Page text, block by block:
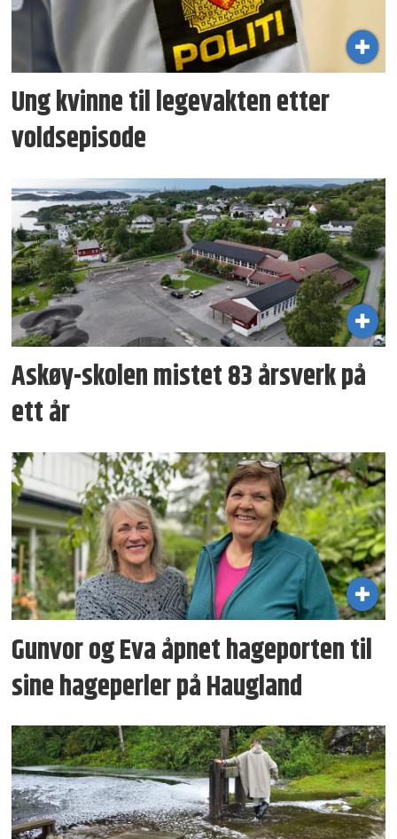
Ung kvinne til legevakten etter
voldsepisode
Askøy-skolen mistet 83 årsverk på
ett år
Gunvor og Eva åpnet hageporten til
sine hageperler på Haugland